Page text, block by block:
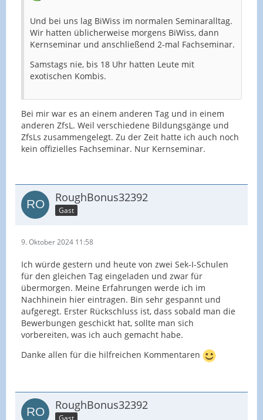
Und bei uns lag BiWiss im normalen Seminaralltag.
Wir hatten üblicherweise morgens BiWiss, dann
Kernseminar und anschließend 2-mal Fachseminar.
Samstags nie, bis 18 Uhr hatten Leute mit
exotischen Kombis.
Bei mir war es an einem anderen Tag und in einem
anderen ZfsL. Weil verschiedene Bildungsgänge und
ZfsLs zusammengelegt. Zu der Zeit hatte ich auch noch
kein offizielles Fachseminar. Nur Kernseminar.
RoughBonus32392
Gast
9. Oktober 2024 11:58
Ich würde gestern und heute von zwei Sek-I-Schulen
für den gleichen Tag eingeladen und zwar für
übermorgen. Meine Erfahrungen werde ich im
Nachhinein hier eintragen. Bin sehr gespannt und
aufgeregt. Erster Rückschluss ist, dass sobald man die
Bewerbungen geschickt hat, sollte man sich
vorbereiten, was ich auch gemacht habe.
Danke allen für die hilfreichen Kommentaren
RoughBonus32392